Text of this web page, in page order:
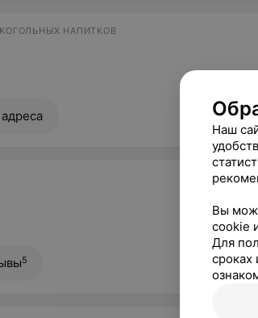
НАПИТКОВ
5
Наш
Вы
cookie
Для
сроках